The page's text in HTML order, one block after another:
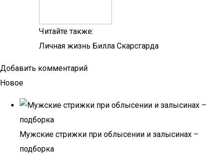
Читайте также:
Личная жизнь Билла Скарсгарда
Добавить комментарий
Новое
Мужские стрижки при облысении и залысинах –
подборка